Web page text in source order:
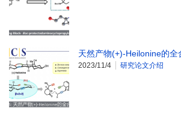
天然产物(+)-Heilonine的全
2023/11/4 研究论文介绍